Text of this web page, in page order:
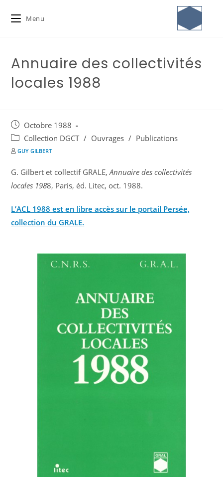
Menu
Annuaire des collectivités
locales 1988
Octobre 1988
Collection DGCT / Ouvrages / Publications
GUY GILBERT
G. Gilbert et collectif GRALE,Annuaire des collectivités
locales 1988, Paris, éd. Litec, oct. 1988.
L’ACL 1988 est en libre accès sur le portail Persée,
collection du GRALE.